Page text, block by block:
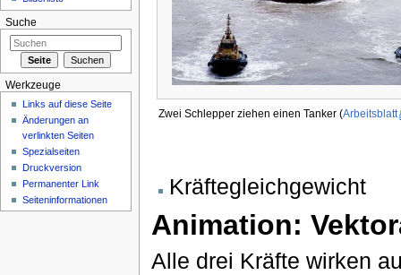
Zwei Schlepper ziehen einen Tanker (Arbeitsblatt
Kräftegleichgewicht
Animation:
Alle drei Kräfte wirken
Suche
Werkzeuge
Links auf diese Seite
Änderungen an
verlinkten Seiten
Spezialseiten
Druckversion
Permanenter Link
Seiteninformationen